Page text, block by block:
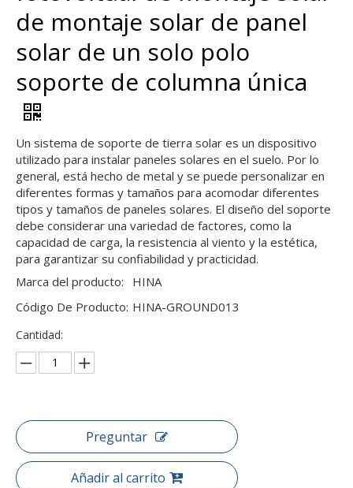
de montaje solar de panel
solar de un solo polo
soporte de columna única
Un sistema de soporte de tierra solar es un dispositivo
utilizado para instalar paneles solares en el suelo. Por lo
general, está hecho de metal y se puede personalizar en
diferentes formas y tamaños para acomodar diferentes
tipos y tamaños de paneles solares. El diseño del soporte
debe considerar una variedad de factores, como la
capacidad de carga, la resistencia al viento y la estética,
para garantizar su confiabilidad y practicidad.
Marca del producto:
HINA
Código De Producto: HINA-GROUND013
Cantidad:
Preguntar
Añadir al carrito